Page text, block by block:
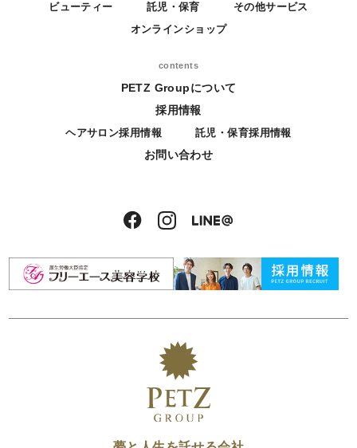
ビューティー 託児・保育
その他サービス
オンラインショップ
contents
PETZ Groupについて
採用情報
ヘアサロン採用情報 託児・保育採用情報
お問い合わせ